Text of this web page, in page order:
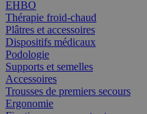
EHBO
Thérapie froid-chaud
Plâtres et accessoires
Dispositifs médicaux
Podologie
Supports et semelles
Accessoires
Trousses de premiers secours
Ergonomie